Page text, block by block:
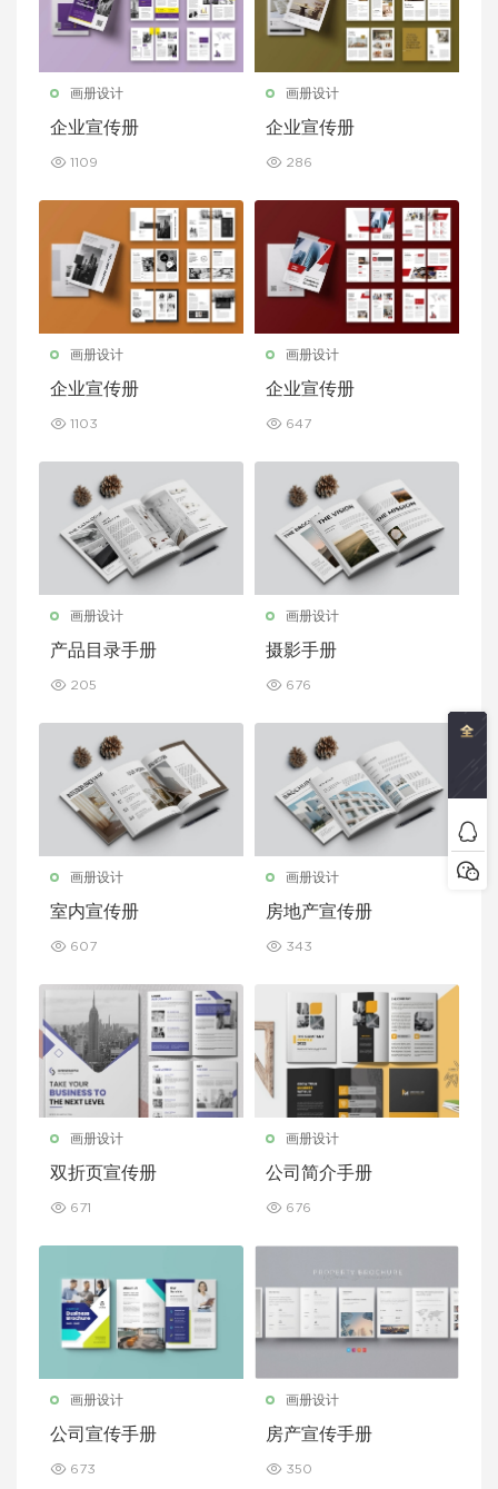
画册设计
企业宣传册
1109
画册设计
企业宣传册
286
画册设计
企业宣传册
1103
画册设计
企业宣传册
647
画册设计
产品目录手册
205
画册设计
摄影手册
676
画册设计
室内宣传册
607
画册设计
房地产宣传册
343
画册设计
双折页宣传册
671
画册设计
公司简介手册
676
画册设计
公司宣传手册
673
画册设计
房产宣传手册
350